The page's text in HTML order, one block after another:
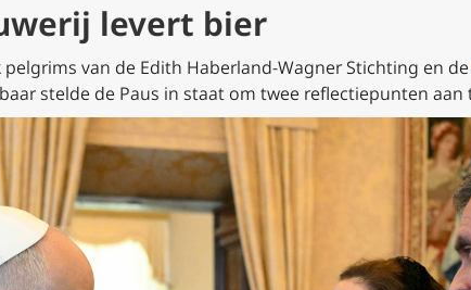
levert bier
van de Edith Haberland-Wagner Stichting en de
stelde de Paus in staat om twee reflectiepunten aan